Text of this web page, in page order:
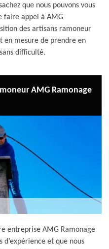
que nous pouvons vous
faire appel à AMG
des artisans ramoneur
en mesure de prendre en
difficulté.
AMG Ramonage
entreprise AMG Ramonage
d’expérience et que nous